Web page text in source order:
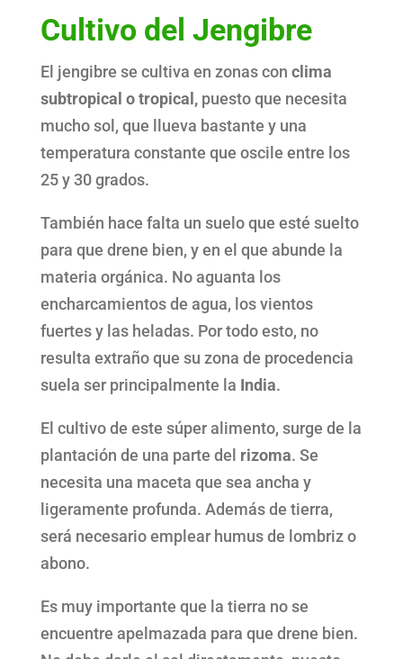
Cultivo del Jengibre
El jengibre se cultiva en zonas con clima
subtropical o tropical,puesto que necesita
mucho sol, que llueva bastante y una
temperatura constante que oscile entre los
25 y 30 grados.
También hace falta un suelo que esté suelto
para que drene bien, y en el que abunde la
materia orgánica. No aguanta los
encharcamientos de agua, los vientos
fuertes y las heladas. Por todo esto, no
resulta extraño que su zona de procedencia
suela ser principalmente la India.
El cultivo de este súper alimento, surge de la
plantación de una parte del rizoma. Se
necesita una maceta que sea ancha y
ligeramente profunda. Además de tierra,
será necesario emplear humus de lombriz o
abono.
Es muy importante que la tierra no se
encuentre apelmazada para que drene bien.